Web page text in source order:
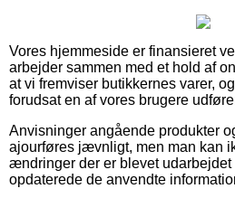
Vores hjemmeside er finansieret
arbejder sammen med et hold af
at vi fremviser butikkernes varer,
forudsat en af vores brugere
Anvisninger angående produkter
ajourføres jævnligt, men man kan
ændringer der er blevet
opdaterede de anvendte